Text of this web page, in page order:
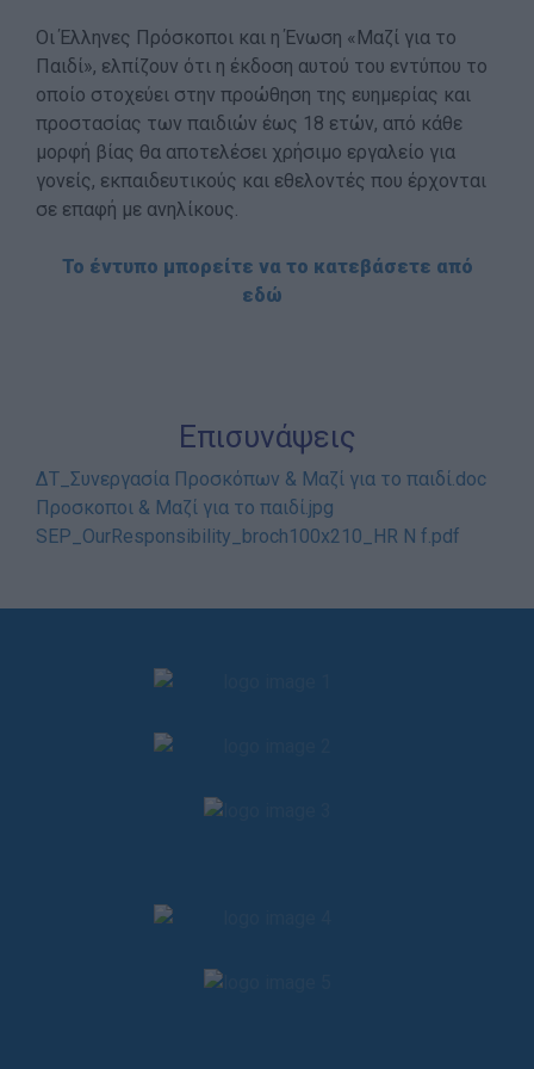
Οι Έλληνες Πρόσκοποι και η Ένωση «Μαζί για το
Παιδί», ελπίζουν ότι η έκδοση αυτού του εντύπου το
οποίο στοχεύει στην προώθηση της ευημερίας και
προστασίας των παιδιών έως 18 ετών, από κάθε
μορφή βίας θα αποτελέσει χρήσιμο εργαλείο για
γονείς, εκπαιδευτικούς και εθελοντές που έρχονται
σε επαφή με ανηλίκους.
Το έντυπο μπορείτε να το κατεβάσετε από
εδώ
Επισυνάψεις
ΔΤ_Συνεργασία Προσκόπων & Μαζί για το παιδί.doc
Προσκοποι & Μαζί για το παιδί.jpg
SEP_OurResponsibility_broch100x210_HR Ν f.pdf